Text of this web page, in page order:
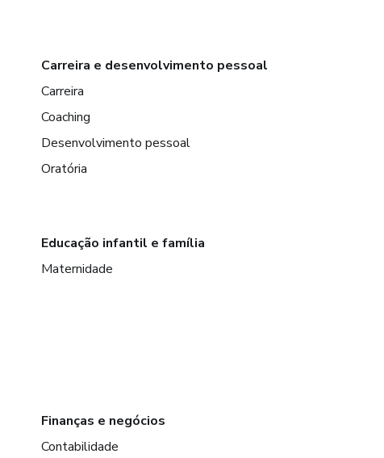
Carreira e desenvolvimento pessoal
Carreira
Coaching
Desenvolvimento pessoal
Oratória
Educação infantil e família
Maternidade
Finanças e negócios
Contabilidade